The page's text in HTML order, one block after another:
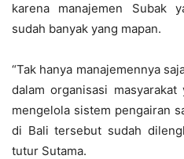
karena manajemen Subak
sudah banyak yang mapan.
“Tak hanya manajemennya
dalam organisasi
mengelola sistem pengairan
di Bali tersebut sudah
tutur Sutama.